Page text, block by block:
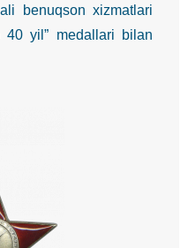
benuqson xizmatlari
40 yil” medallari bilan